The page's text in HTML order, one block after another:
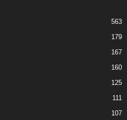
563
179
167
160
125
111
107